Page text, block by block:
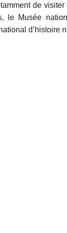
de
le Musée
d’histoire